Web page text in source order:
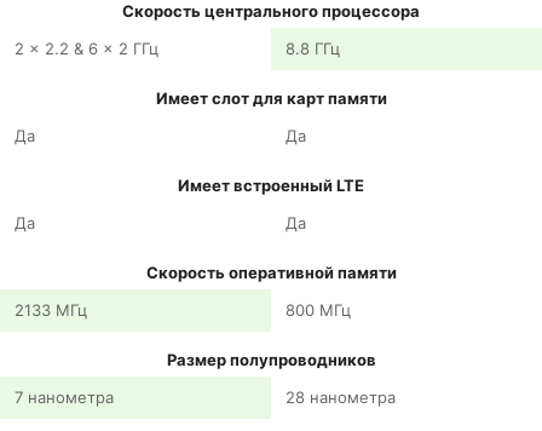
Скорость центрального процессора
2 x 2.2 & 6 x 2 ГГц
8.8 ГГц
Имеет слот для карт памяти
Да
Да
Имеет встроенный LTE
Да
Да
Скорость оперативной памяти
2133 МГц
800 МГц
Размер полупроводников
7 нанометра
28 нанометра